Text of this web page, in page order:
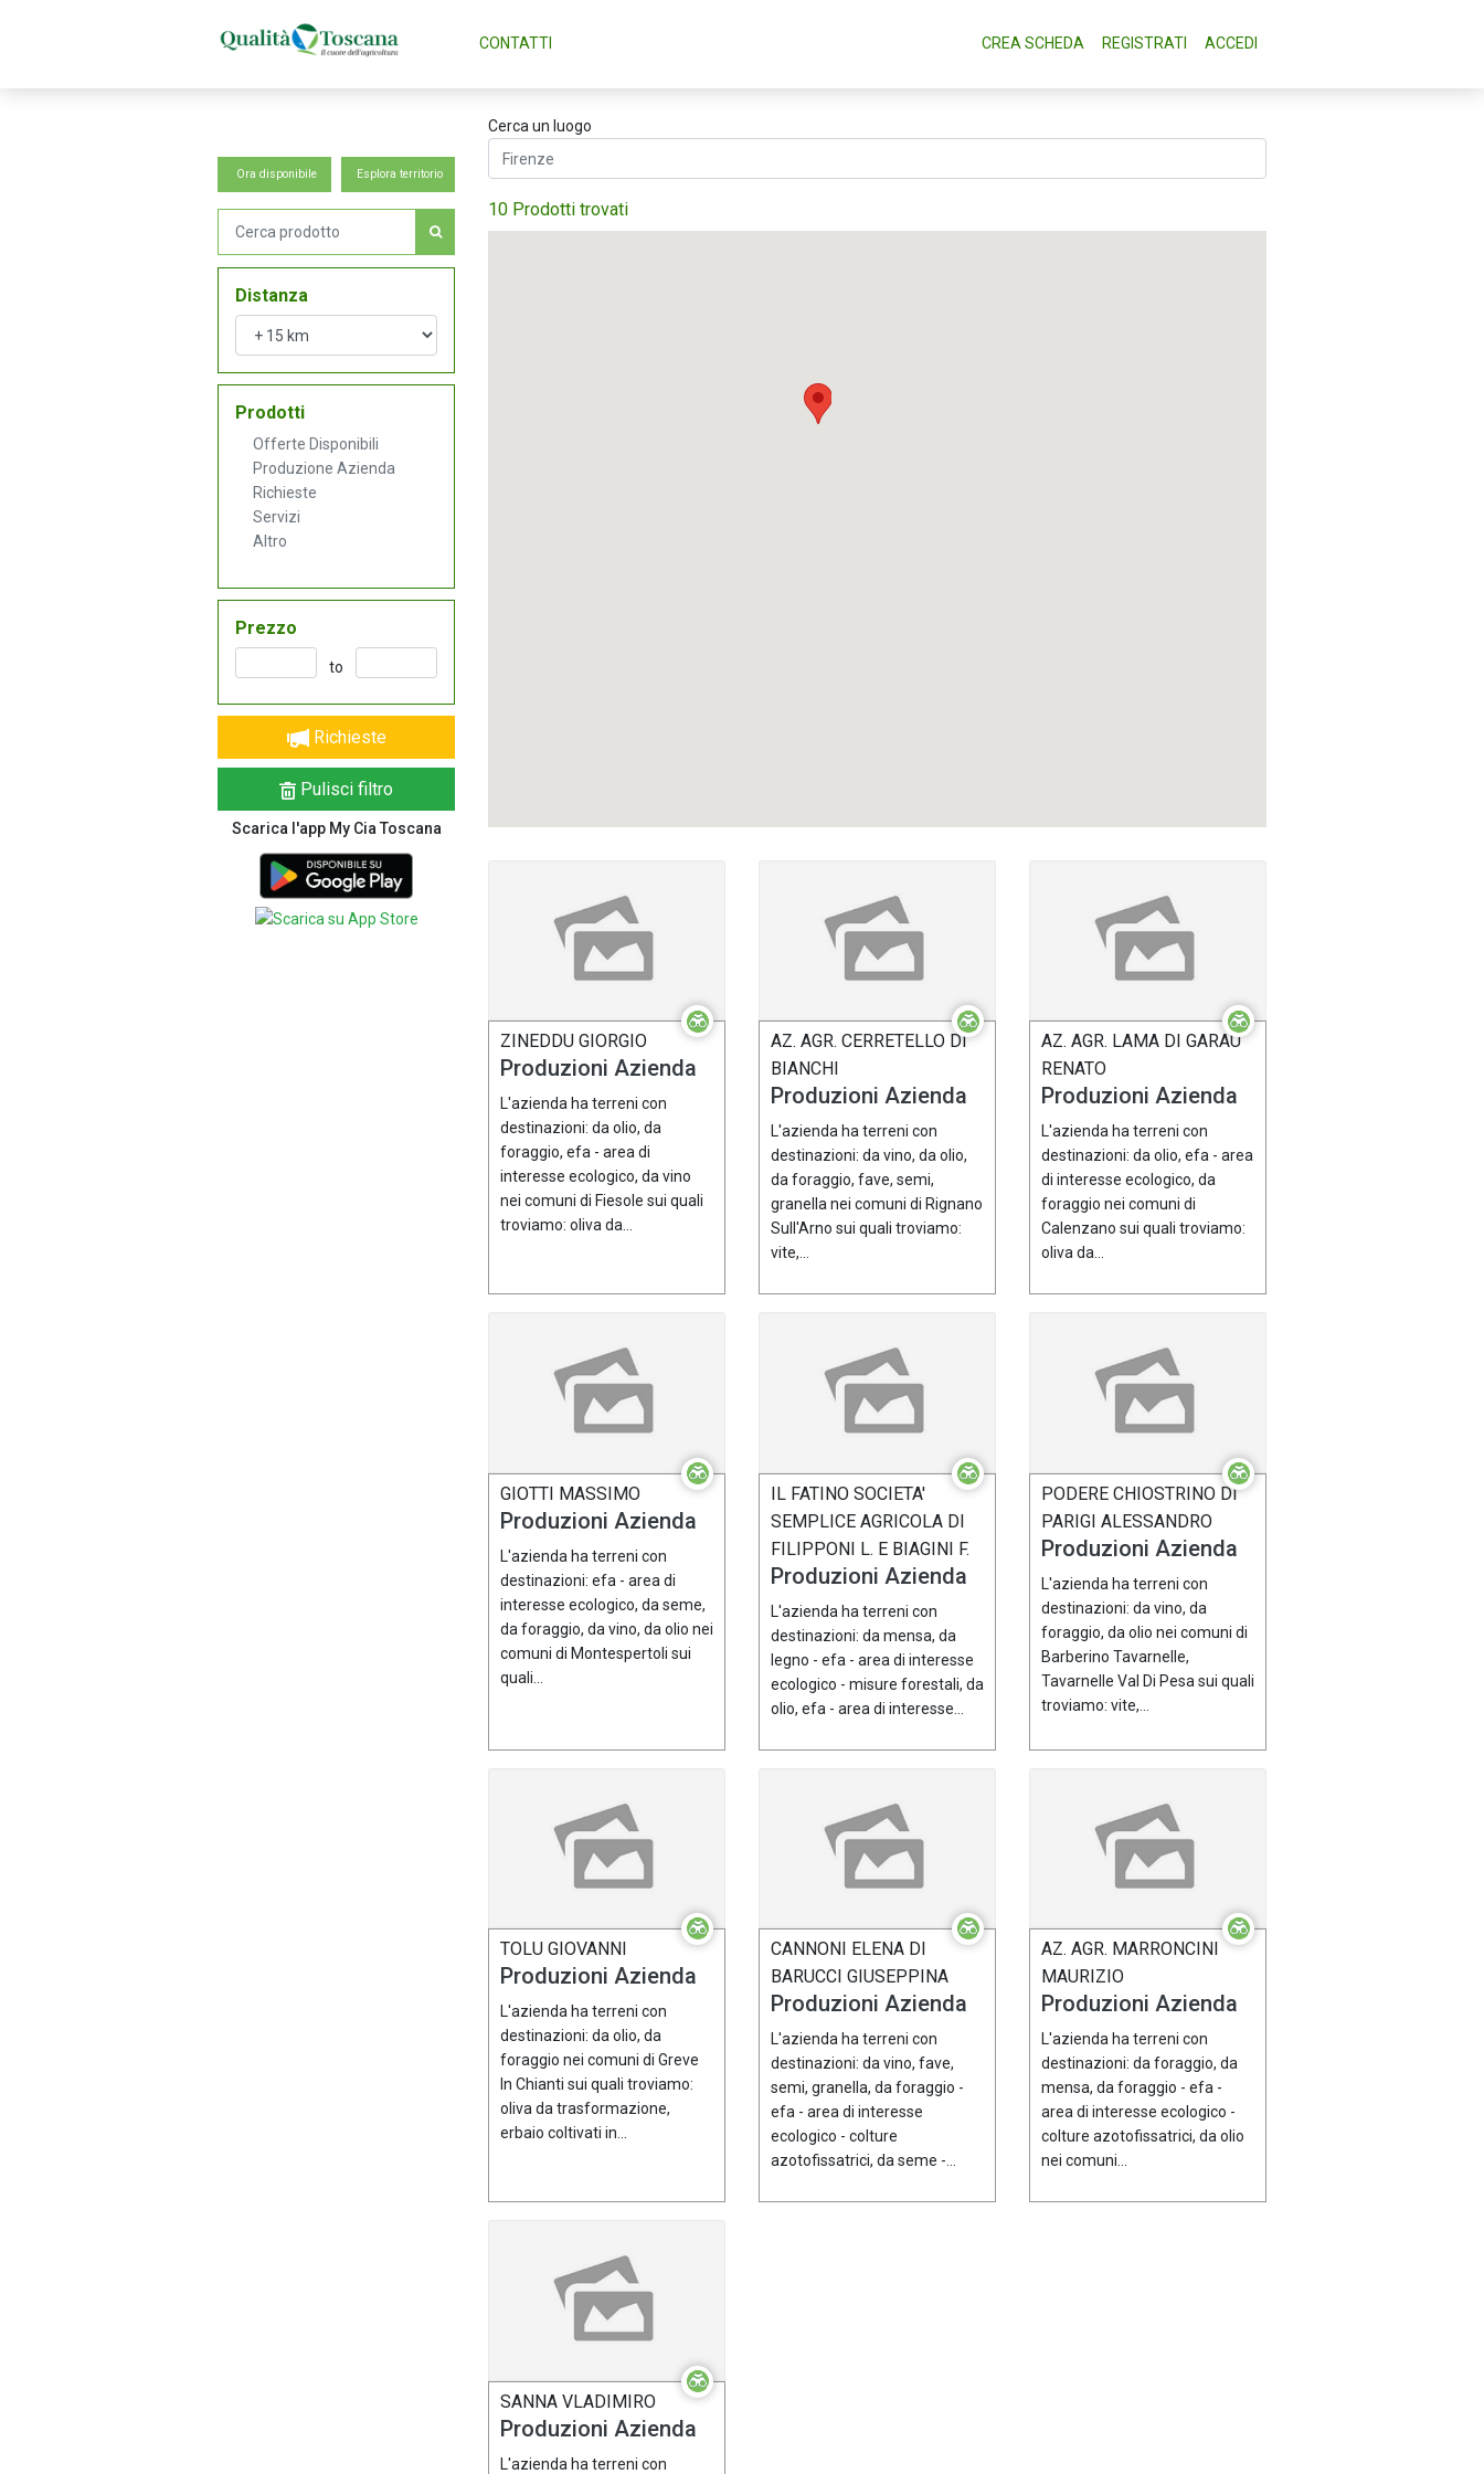
CONTATTI CREA SCHEDA REGISTRATI ACCEDI
Ora disponibile Esplora territorio
Distanza
Prodotti
Offerte Disponibili
Produzione Azienda
Richieste
Servizi
Altro
Prezzo
to
Richieste
Pulisci filtro
Scarica l'app My Cia Toscana
Cerca un luogo
10 Prodotti trovati
ZINEDDU GIORGIO
Produzioni Azienda
L'azienda ha terreni con
destinazioni: da olio, da
foraggio, efa - area di
interesse ecologico, da vino
nei comuni di Fiesole sui quali
troviamo: oliva da...
AZ. AGR. CERRETELLO DI
BIANCHI
Produzioni Azienda
L'azienda ha terreni con
destinazioni: da vino, da olio,
da foraggio, fave, semi,
granella nei comuni di Rignano
Sull'Arno sui quali troviamo:
vite,...
AZ. AGR. LAMA DI GARAU
RENATO
Produzioni Azienda
L'azienda ha terreni con
destinazioni: da olio, efa - area
di interesse ecologico, da
foraggio nei comuni di
Calenzano sui quali troviamo:
oliva da...
GIOTTI MASSIMO
Produzioni Azienda
L'azienda ha terreni con
destinazioni: efa - area di
interesse ecologico, da seme,
da foraggio, da vino, da olio nei
comuni di Montespertoli sui
quali...
IL FATINO SOCIETA'
SEMPLICE AGRICOLA DI
FILIPPONI L. E BIAGINI F.
Produzioni Azienda
L'azienda ha terreni con
destinazioni: da mensa, da
legno - efa - area di interesse
ecologico - misure forestali, da
olio, efa - area di interesse...
PODERE CHIOSTRINO DI
PARIGI ALESSANDRO
Produzioni Azienda
L'azienda ha terreni con
destinazioni: da vino, da
foraggio, da olio nei comuni di
Barberino Tavarnelle,
Tavarnelle Val Di Pesa sui quali
troviamo: vite,...
TOLU GIOVANNI
Produzioni Azienda
L'azienda ha terreni con
destinazioni: da olio, da
foraggio nei comuni di Greve
In Chianti sui quali troviamo:
oliva da trasformazione,
erbaio coltivati in...
CANNONI ELENA DI
BARUCCI GIUSEPPINA
Produzioni Azienda
L'azienda ha terreni con
destinazioni: da vino, fave,
semi, granella, da foraggio -
efa - area di interesse
ecologico - colture
azotofissatrici, da seme -...
AZ. AGR. MARRONCINI
MAURIZIO
Produzioni Azienda
L'azienda ha terreni con
destinazioni: da foraggio, da
mensa, da foraggio - efa -
area di interesse ecologico -
colture azotofissatrici, da olio
nei comuni...
SANNA VLADIMIRO
Produzioni Azienda
L'azienda ha terreni con